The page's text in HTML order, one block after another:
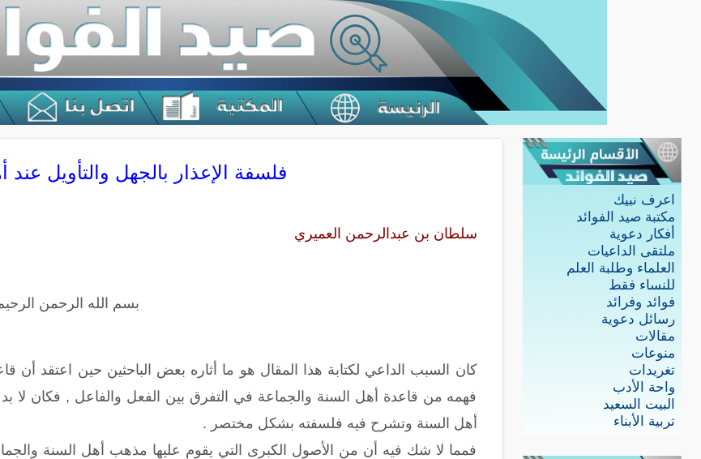
اعرف نبيك
مكتبة صيد الفوائد
أفكار دعوية
ملتقى الداعيات
العلماء وطلبة العلم
للنساء فقط
فوائد وفرائد
رسائل دعوية
مقالات
منوعات
تغريدات
واحة الأدب
البيت السعيد
تربية الأبناء
فلسفة الإعذار بالجهل والتأويل
سلطان بن عبدالرحمن العميري
بسم الله الرحمن
كان السبب الداعي لكتابة هذا المقال هو ما أثاره بعض الباحثين حين اعتقد أن
فهمه من قاعدة أهل السنة والجماعة في التفرق بين الفعل والفاعل , فكان لا
أهل السنة وتشرح فيه فلسفته بشكل مختصر .
فمما لا شك فيه أن من الأصول الكبرى التي يقوم عليها مذهب أهل السنة